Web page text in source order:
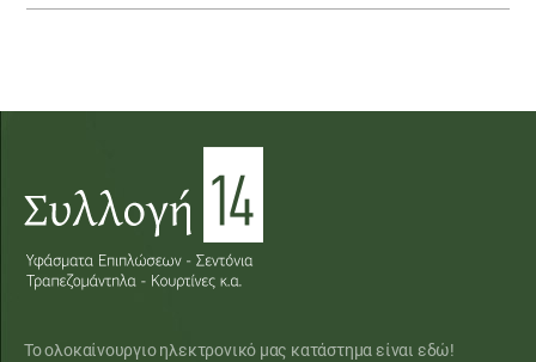
Το ολοκαίνουργιο ηλεκτρονικό μας κατάστημα είναι εδώ!